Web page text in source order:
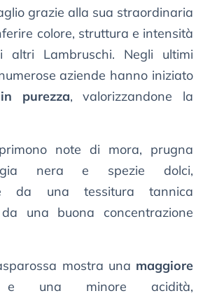
grazie alla sua straordinaria
colore, struttura e intensità
altri Lambruschi. Negli ultimi
aziende hanno iniziato
purezza, valorizzandone la
note di mora, prugna
nera e spezie dolci,
da una tessitura tannica
una buona concentrazione
mostra una maggiore
una minore acidità,